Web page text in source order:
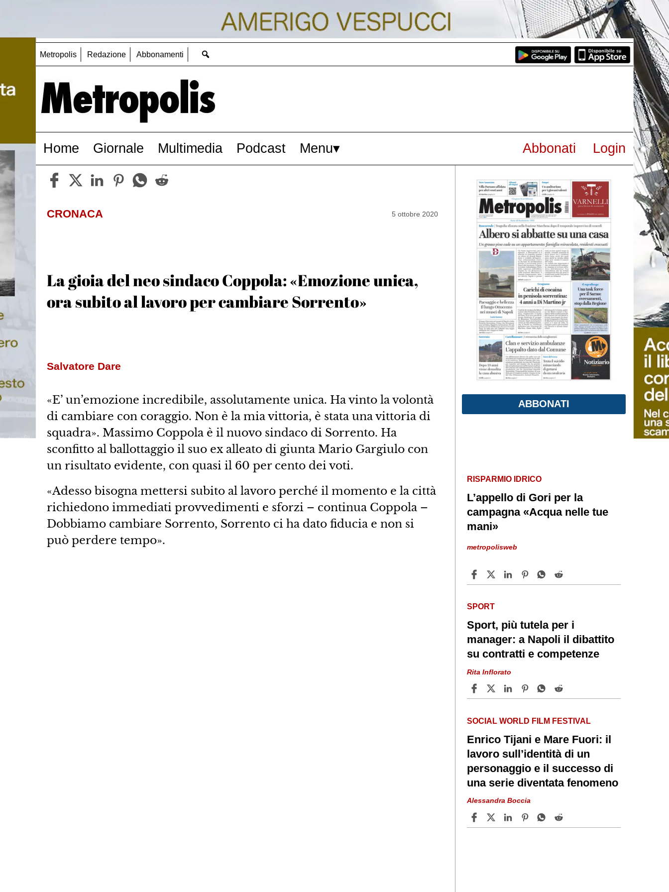
Metropolis Redazione Abbonamenti
Home Giornale Multimedia Podcast Menu Abbonati Login
CRONACA 5 ottobre 2020
La gioia del neo sindaco Coppola: «Emozione unica,
ora subito al lavoro per cambiare Sorrento»
Salvatore Dare
«E’ un’emozione incredibile, assolutamente unica. Ha vinto la volontà
di cambiare con coraggio. Non è la mia vittoria, è stata una vittoria di
squadra». Massimo Coppola è il nuovo sindaco di Sorrento. Ha
sconfitto al ballottaggio il suo ex alleato di giunta Mario Gargiulo con
un risultato evidente, con quasi il 60 per cento dei voti.
«Adesso bisogna mettersi subito al lavoro perché il momento e la città
richiedono immediati provvedimenti e sforzi – continua Coppola –
Dobbiamo cambiare Sorrento, Sorrento ci ha dato fiducia e non si
può perdere tempo».
ABBONATI
RISPARMIO IDRICO
L’appello di Gori per la
campagna «Acqua nelle tue
mani»
metropolisweb
SPORT
Sport, più tutela per i
manager: a Napoli il dibattito
su contratti e competenze
Rita Inflorato
SOCIAL WORLD FILM FESTIVAL
Enrico Tijani e Mare Fuori: il
lavoro sull’identità di un
personaggio e il successo di
una serie diventata fenomeno
Alessandra Boccia